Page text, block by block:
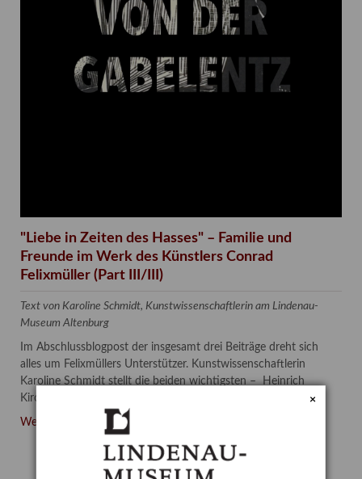
"Liebe in Zeiten des Hasses" – Familie und
Freunde im Werk des Künstlers Conrad
Felixmüller (Part III/III)
Text von Karoline Schmidt, Kunstwissenschaftlerin am Lindenau-
Museum Altenburg
Im Abschlussblogpost der insgesamt drei Beiträge dreht sich
alles um Felixmüllers Unterstützer. Kunstwissenschaftlerin
Karoline Schmidt stellt die beiden wichtigsten – Heinrich
Kirchhoff und Hanns-Conon von der Gabelentz – vor.
Weiterlesen …
Zeiten
des
×